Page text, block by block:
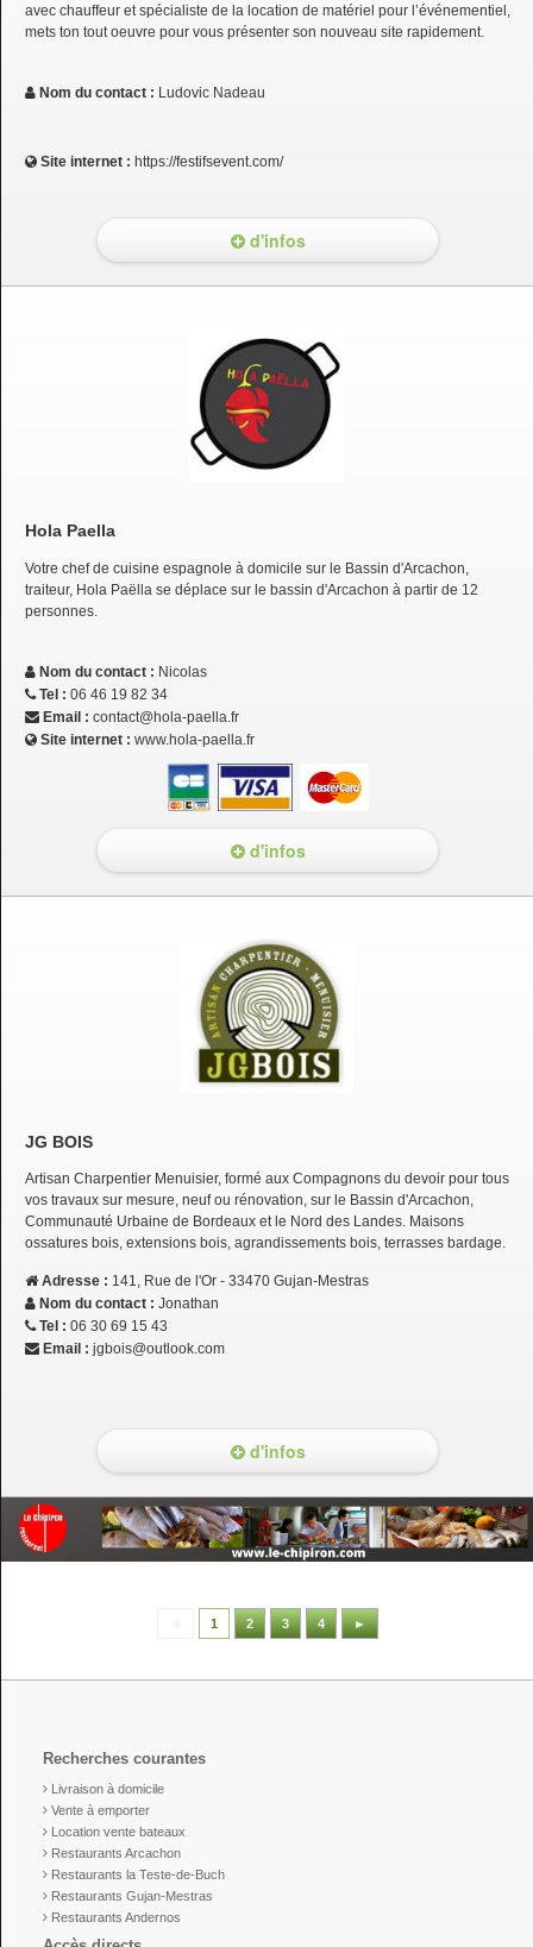
avec chauffeur et spécialiste de la location de matériel pour l’événementiel,
mets ton tout oeuvre pour vous présenter son nouveau site rapidement.
Nom du contact : Ludovic Nadeau
Site internet : https://festifsevent.com/
d'infos
Hola Paella
Votre chef de cuisine espagnole à domicile sur le Bassin d'Arcachon,
traiteur, Hola Paëlla se déplace sur le bassin d'Arcachon à partir de 12
personnes.
Nom du contact : Nicolas
Tel : 06 46 19 82 34
Email : contact@hola-paella.fr
Site internet : www.hola-paella.fr
d'infos
JG BOIS
Artisan Charpentier Menuisier, formé aux Compagnons du devoir pour tous
vos travaux sur mesure, neuf ou rénovation, sur le Bassin d'Arcachon,
Communauté Urbaine de Bordeaux et le Nord des Landes. Maisons
ossatures bois, extensions bois, agrandissements bois, terrasses bardage.
Adresse : 141, Rue de l'Or - 33470 Gujan-Mestras
Nom du contact : Jonathan
Tel : 06 30 69 15 43
Email : jgbois@outlook.com
d'infos
1 2 3 4 ►
Recherches courantes
Livraison à domicile
Vente à emporter
Location vente bateaux
Restaurants Arcachon
Restaurants la Teste-de-Buch
Restaurants Gujan-Mestras
Restaurants Andernos